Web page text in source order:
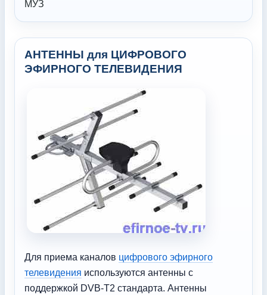
МУЗ
АНТЕННЫ для ЦИФРОВОГО
ЭФИРНОГО ТЕЛЕВИДЕНИЯ
Для приема каналов цифрового эфирного
телевидения используются антенны с
поддержкой DVB-T2 стандарта. Антенны